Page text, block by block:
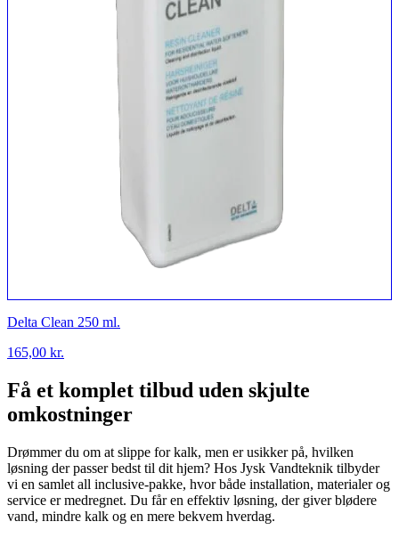
Delta Clean 250 ml.
165,00 kr.
Få et komplet tilbud uden skjulte
omkostninger
Drømmer du om at slippe for kalk, men er usikker på, hvilken
løsning der passer bedst til dit hjem? Hos Jysk Vandteknik tilbyder
vi en samlet all inclusive-pakke, hvor både installation, materialer og
service er medregnet. Du får en effektiv løsning, der giver blødere
vand, mindre kalk og en mere bekvem hverdag.